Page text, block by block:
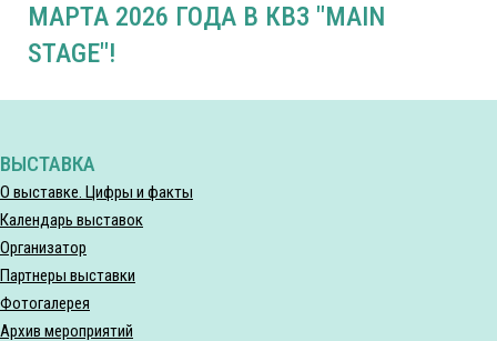
МАРТА 2026 ГОДА В КВЗ "MAIN
STAGE"!
ВЫСТАВКА
О выставке. Цифры и факты
Календарь выставок
Организатор
Партнеры выставки
Фотогалерея
Архив мероприятий